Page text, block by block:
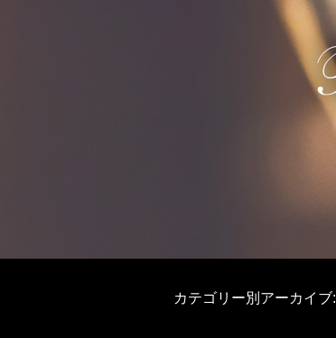
カテゴリー別アーカイブ: